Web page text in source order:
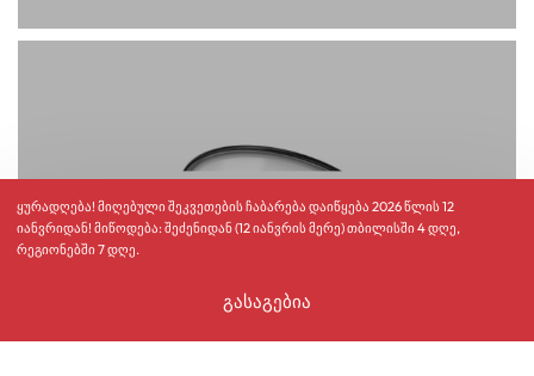
ყურადღება! მიღებული შეკვეთების ჩაბარება დაიწყება 2026 წლის 12
იანვრიდან! მიწოდება: შეძენიდან (12 იანვრის მერე) თბილისში 4 დღე,
რეგიონებში 7 დღე.
გასაგებია